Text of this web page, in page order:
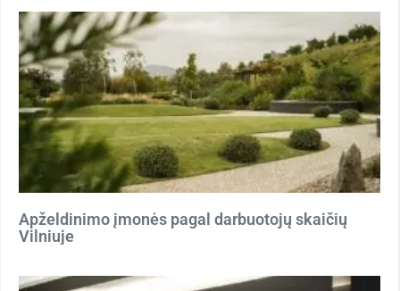
Apželdinimo įmonės pagal darbuotojų skaičių
Vilniuje